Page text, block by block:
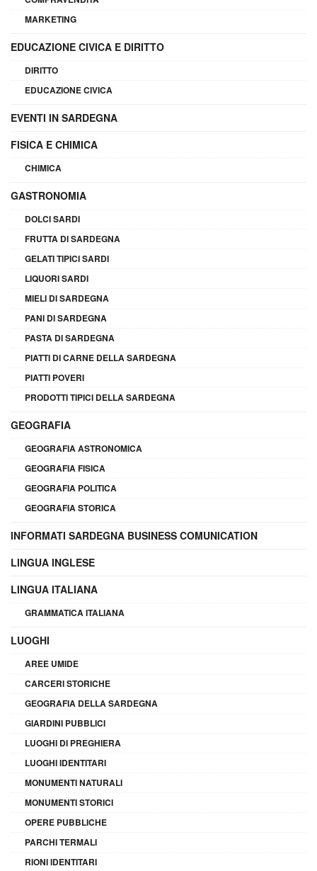
MARKETING
EDUCAZIONE CIVICA E DIRITTO
DIRITTO
EDUCAZIONE CIVICA
EVENTI IN SARDEGNA
FISICA E CHIMICA
CHIMICA
GASTRONOMIA
DOLCI SARDI
FRUTTA DI SARDEGNA
GELATI TIPICI SARDI
LIQUORI SARDI
MIELI DI SARDEGNA
PANI DI SARDEGNA
PASTA DI SARDEGNA
PIATTI DI CARNE DELLA SARDEGNA
PIATTI POVERI
PRODOTTI TIPICI DELLA SARDEGNA
GEOGRAFIA
GEOGRAFIA ASTRONOMICA
GEOGRAFIA FISICA
GEOGRAFIA POLITICA
GEOGRAFIA STORICA
INFORMATI SARDEGNA BUSINESS COMUNICATION
LINGUA INGLESE
LINGUA ITALIANA
GRAMMATICA ITALIANA
LUOGHI
AREE UMIDE
CARCERI STORICHE
GEOGRAFIA DELLA SARDEGNA
GIARDINI PUBBLICI
LUOGHI DI PREGHIERA
LUOGHI IDENTITARI
MONUMENTI NATURALI
MONUMENTI STORICI
OPERE PUBBLICHE
PARCHI TERMALI
RIONI IDENTITARI